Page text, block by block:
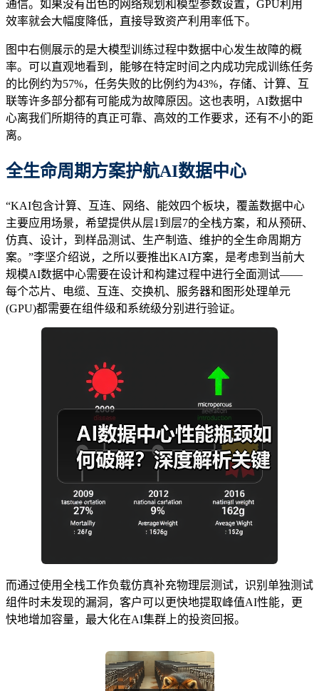
通信。如果没有出色的网络规划和模型参数设置，GPU利用
效率就会大幅度降低，直接导致资产利用率低下。
图中右侧展示的是大模型训练过程中数据中心发生故障的概
率。可以直观地看到，能够在特定时间之内成功完成训练任务
的比例约为57%，任务失败的比例约为43%，存储、计算、互
联等许多部分都有可能成为故障原因。这也表明，AI数据中
心离我们所期待的真正可靠、高效的工作要求，还有不小的距
离。
全生命周期方案护航AI数据中心
“KAI包含计算、互连、网络、能效四个板块，覆盖数据中心
主要应用场景，希望提供从层1到层7的全栈方案，和从预研、
仿真、设计，到样品测试、生产制造、维护的全生命周期方
案。”李坚介绍说，之所以要推出KAI方案，是考虑到当前大
规模AI数据中心需要在设计和构建过程中进行全面测试——
每个芯片、电缆、互连、交换机、服务器和图形处理单元
(GPU)都需要在组件级和系统级分别进行验证。
而通过使用全栈工作负载仿真补充物理层测试，识别单独测试
组件时未发现的漏洞，客户可以更快地提取峰值AI性能，更
快地增加容量，最大化在AI集群上的投资回报。